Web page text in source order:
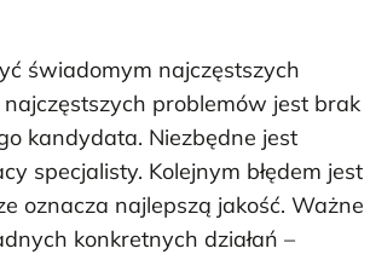
świadomym najczęstszych
najczęstszych problemów jest brak
kandydata. Niezbędne jest
specjalisty. Kolejnym błędem jest
oznacza najlepszą jakość. Ważne
konkretnych działań –